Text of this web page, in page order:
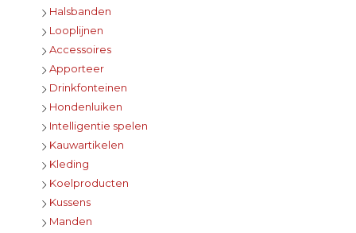
Halsbanden
Looplijnen
Accessoires
Apporteer
Drinkfonteinen
Hondenluiken
Intelligentie spelen
Kauwartikelen
Kleding
Koelproducten
Kussens
Manden